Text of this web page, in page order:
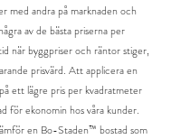
med andra på marknaden och
av de bästa priserna per
när byggpriser och räntor stiger,
prisvärd. Att applicera en
ett lägre pris per kvadratmeter
för ekonomin hos våra kunder.
en Bo-Staden™ bostad som